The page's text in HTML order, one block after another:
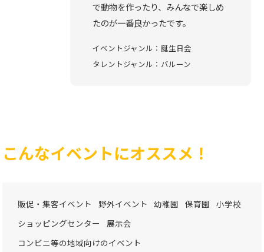
で動物を作ったり、みんなで楽しめ
たのが一番良かったです。
イベントジャンル：誕生日会
タレントジャンル：バルーン
こんなイベントにオススメ！
販促・集客イベント 野外イベント 幼稚園 保育園 小学校
ショッピングセンター
展示会
コンビニ等の地域向けのイベント